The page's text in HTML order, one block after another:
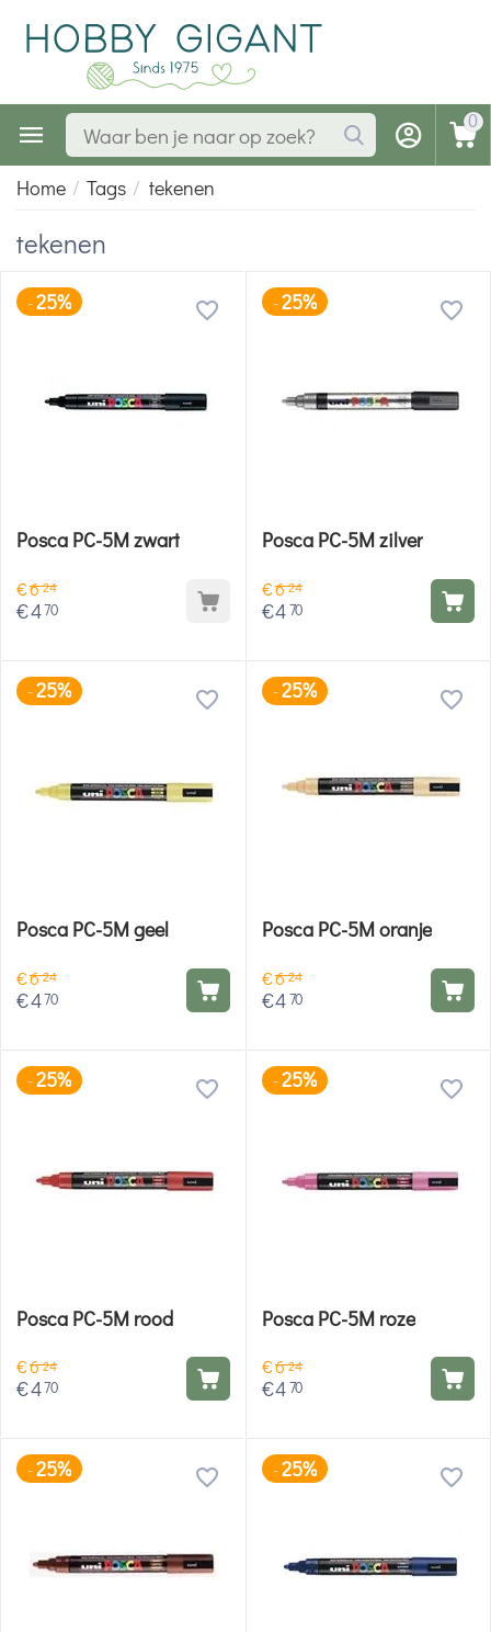
0
Home / Tags / tekenen
tekenen
-25%
Posca PC-5M zwart
€624
€470
-25%
Posca PC-5M zilver
€624
€470
-25%
Posca PC-5M geel
€624
€470
-25%
Posca PC-5M oranje
€624
€470
-25%
Posca PC-5M rood
€624
€470
-25%
Posca PC-5M roze
€624
€470
-25% -25%